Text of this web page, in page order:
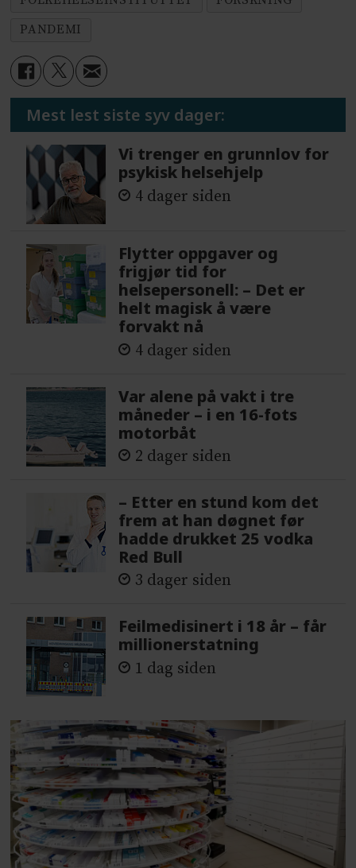
PANDEMI
Mest lest siste syv dager:
Vi trenger en grunnlov for
psykisk helsehjelp
4 dager siden
Flytter oppgaver og
frigjør tid for
helsepersonell: – Det er
helt magisk å være
forvakt nå
4 dager siden
Var alene på vakt i tre
måneder – i en 16-fots
motorbåt
2 dager siden
– Etter en stund kom det
frem at han døgnet før
hadde drukket 25 vodka
Red Bull
3 dager siden
Feilmedisinert i 18 år – får
millionerstatning
1 dag siden